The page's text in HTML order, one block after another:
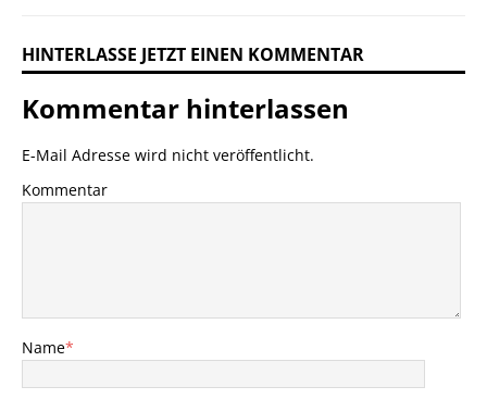
HINTERLASSE JETZT EINEN KOMMENTAR
Kommentar hinterlassen
E-Mail Adresse wird nicht veröffentlicht.
Kommentar
Name*